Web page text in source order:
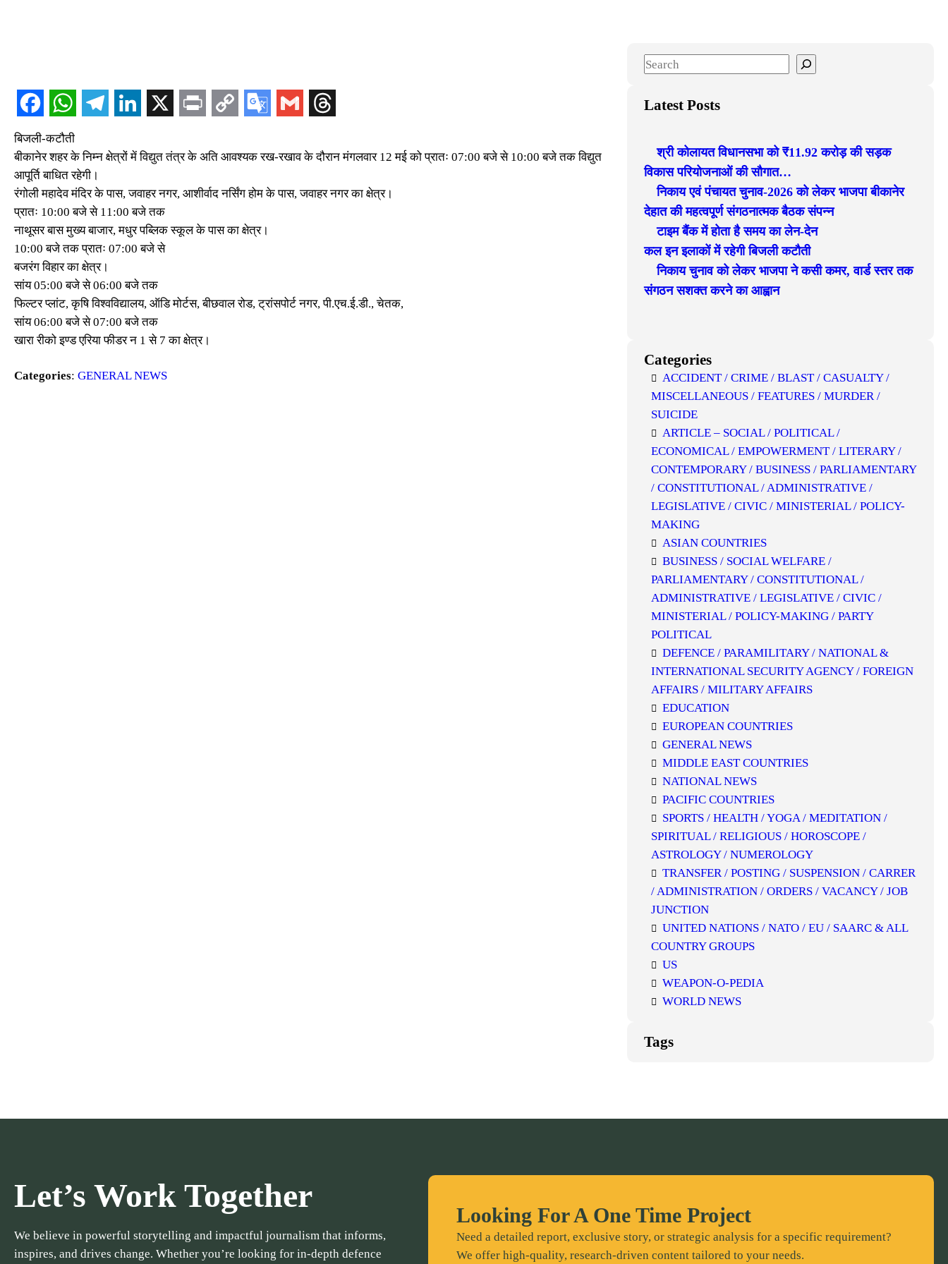
बिजली-कटौती
बीकानेर शहर के निम्न क्षेत्रों में विद्युत तंत्र के अति आवश्यक रख-रखाव के दौरान मंगलवार 12 मई को प्रातः 07:00 बजे से 10:00 बजे तक विद्युत
आपूर्ति बाधित रहेगी।
रंगोली महादेव मंदिर के पास, जवाहर नगर, आशीर्वाद नर्सिंग होम के पास, जवाहर नगर का क्षेत्र।
प्रातः 10:00 बजे से 11:00 बजे तक
नाथूसर बास मुख्य बाजार, मधुर पब्लिक स्कूल के पास का क्षेत्र।
10:00 बजे तक प्रातः 07:00 बजे से
बजरंग विहार का क्षेत्र।
सांय 05:00 बजे से 06:00 बजे तक
फिल्टर प्लांट, कृषि विश्वविद्यालय, ऑडि मोर्टस, बीछवाल रोड, ट्रांसपोर्ट नगर, पी.एच.ई.डी., चेतक,
सांय 06:00 बजे से 07:00 बजे तक
खारा रीको इण्ड एरिया फीडर न 1 से 7 का क्षेत्र।
Categories: GENERAL NEWS
S
a
Latest Posts
श्री कोलायत विधानसभा को ₹11.92 करोड़ की सड़क
विकास परियोजनाओं की सौगात…
निकाय एवं पंचायत चुनाव-2026 को लेकर भाजपा बीकानेर
देहात की महत्वपूर्ण संगठनात्मक बैठक संपन्न
टाइम बैंक में होता है समय का लेन-देन
कल इन इलाकों में रहेगी बिजली कटौती
निकाय चुनाव को लेकर भाजपा ने कसी कमर, वार्ड स्तर तक
संगठन सशक्त करने का आह्वान
Categories
ACCIDENT / CRIME / BLAST / CASUALTY /
MISCELLANEOUS / FEATURES / MURDER /
SUICIDE
ARTICLE – SOCIAL / POLITICAL /
ECONOMICAL / EMPOWERMENT / LITERARY /
CONTEMPORARY / BUSINESS / PARLIAMENTARY
/ CONSTITUTIONAL / ADMINISTRATIVE /
LEGISLATIVE / CIVIC / MINISTERIAL / POLICY-
MAKING
ASIAN COUNTRIES
BUSINESS / SOCIAL WELFARE /
PARLIAMENTARY / CONSTITUTIONAL /
ADMINISTRATIVE / LEGISLATIVE / CIVIC /
MINISTERIAL / POLICY-MAKING / PARTY
POLITICAL
DEFENCE / PARAMILITARY / NATIONAL &
INTERNATIONAL SECURITY AGENCY / FOREIGN
AFFAIRS / MILITARY AFFAIRS
EDUCATION
EUROPEAN COUNTRIES
GENERAL NEWS
MIDDLE EAST COUNTRIES
NATIONAL NEWS
PACIFIC COUNTRIES
SPORTS / HEALTH / YOGA / MEDITATION /
SPIRITUAL / RELIGIOUS / HOROSCOPE /
ASTROLOGY / NUMEROLOGY
TRANSFER / POSTING / SUSPENSION / CARRER
/ ADMINISTRATION / ORDERS / VACANCY / JOB
JUNCTION
UNITED NATIONS / NATO / EU / SAARC & ALL
COUNTRY GROUPS
US
WEAPON-O-PEDIA
WORLD NEWS
Tags
Let’s Work Together
We believe in powerful storytelling and impactful journalism that informs,
inspires, and drives change. Whether you’re looking for in-depth defence
Looking For A One Time Project
Need a detailed report, exclusive story, or strategic analysis for a specific requirement?
We offer high-quality, research-driven content tailored to your needs.